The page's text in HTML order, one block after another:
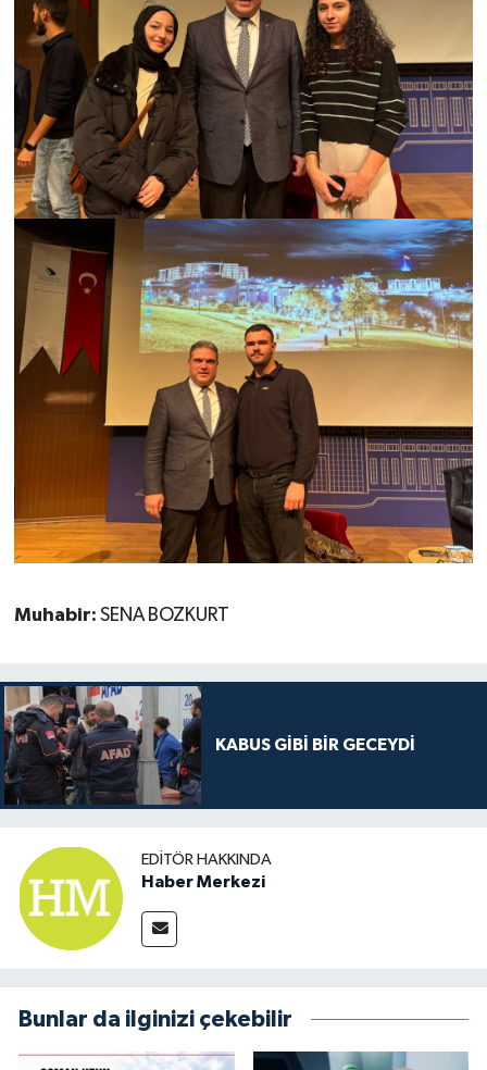
Muhabir: SENA BOZKURT
KABUS GİBİ BİR GECEYDİ
EDITÖR HAKKINDA
Haber Merkezi
Bunlar da ilginizi çekebilir